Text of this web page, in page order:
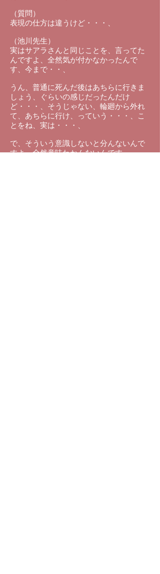
（質問）
表現の仕方は違うけど・・・、
（池川先生）
実はサアラさんと同じことを、言ってた
んですよ、全然気が付かなかったんで
す、今まで・・、
うん、普通に死んだ後はあちらに行きま
しょう、ぐらいの感じだったんだけ
ど・・・、そうじゃない、輪廻から外れ
て、あちらに行け、っていう・・・、こ
とをね、実は・・・、
で、そういう意識しないと分んないんで
すよ、全然意味わかんないんです